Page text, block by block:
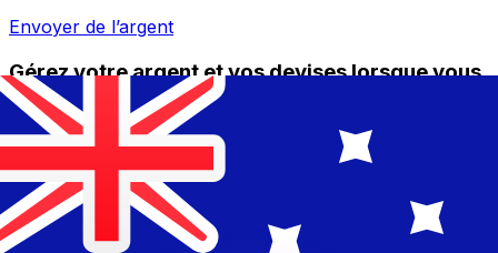
Envoyer de l’argent
Gérez votre argent et vos devises lorsque vous
êtes en déplacement
L'application Xe réunit toutes les fonctionnalités
nécessaires pour vos transferts d'argent internationaux
et la gestion de vos devises. Convertissez des devises,
programmez des alertes de taux et transférez de
l'argent à l'étranger sans frais cachés. Téléchargez